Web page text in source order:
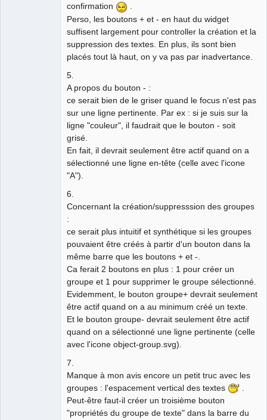
confirmation
Perso, les boutons + et - en haut du widget
suffisent largement pour controller la création et la
suppression des textes. En plus, ils sont bien
placés tout là haut, on y va pas par inadvertance.
5.
A propos du bouton - :
ce serait bien de le griser quand le focus n'est pas
sur une ligne pertinente. Par ex : si je suis sur la
ligne "couleur", il faudrait que le bouton - soit
grisé.
En fait, il devrait seulement être actif quand on a
sélectionné une ligne en-tête (celle avec l'icone
"A").
6.
Concernant la création/suppresssion des groupes
:
ce serait plus intuitif et synthétique si les groupes
pouvaient être créés à partir d'un bouton dans la
même barre que les boutons + et -.
Ca ferait 2 boutons en plus : 1 pour créer un
groupe et 1 pour supprimer le groupe sélectionné.
Evidemment, le bouton groupe+ devrait seulement
être actif quand on a au minimum créé un texte.
Et le bouton groupe- devrait seulement être actif
quand on a sélectionné une ligne pertinente (celle
avec l'icone object-group.svg).
7.
Manque à mon avis encore un petit truc avec les
groupes : l'espacement vertical des textes
Peut-être faut-il créer un troisième bouton
"propriétés du groupe de texte" dans la barre du